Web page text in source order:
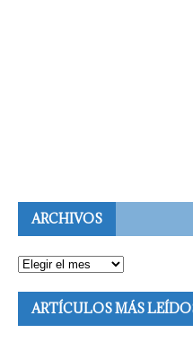
ARCHIVOS
ARTÍCULOS MÁS